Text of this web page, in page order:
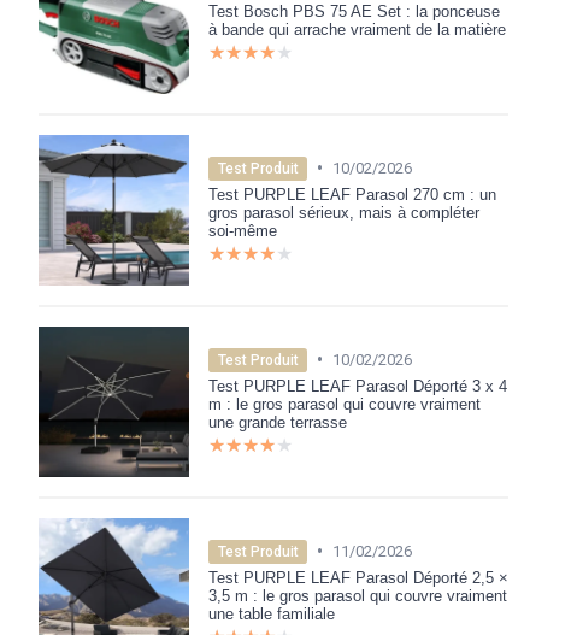
Test Bosch PBS 75 AE Set : la ponceuse
à bande qui arrache vraiment de la matière
★★★★★
★★★★★
Test Produit •
10/02/2026
Test PURPLE LEAF Parasol 270 cm : un
gros parasol sérieux, mais à compléter
soi-même
★★★★★
★★★★★
Test Produit •
10/02/2026
Test PURPLE LEAF Parasol Déporté 3 x 4
m : le gros parasol qui couvre vraiment
une grande terrasse
★★★★★
★★★★★
Test Produit •
11/02/2026
Test PURPLE LEAF Parasol Déporté 2,5 ×
3,5 m : le gros parasol qui couvre vraiment
une table familiale